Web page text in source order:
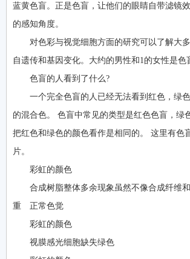
蓝黄色盲。正是色盲，让他们的眼睛自带滤镜
的感知角度。
对色彩与视觉细胞方面的研究可以了解大
自遗传和基因变化。大约的男性和1的女性是色
色盲的人看到了什么?
一个完全色盲的人已经无法看到红色，绿
的混合色。 色盲中常见的类型是红色色盲，绿
把红色和绿色的颜色看作是相同的。 这里有色
片。
彩虹的颜色
合成树脂整体多余现象虽然不像合成纤维
重 正常色觉
彩虹的颜色
视膜感光细胞缺失绿色